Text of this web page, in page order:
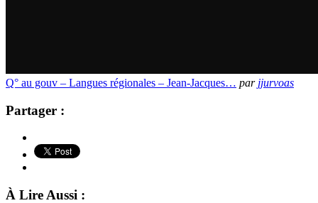
Q° au gouv – Langues régionales – Jean-Jacques… par jjurvoas
Partager :
À Lire Aussi :